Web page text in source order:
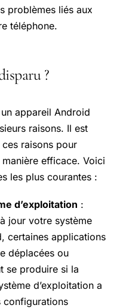
problèmes liés aux
téléphone.
?
appareil Android
raisons. Il est
raisons pour
efficace. Voici
les plus courantes :
d’exploitation :
jour votre système
certaines applications
déplacées ou
se produire si la
d’exploitation a
configurations